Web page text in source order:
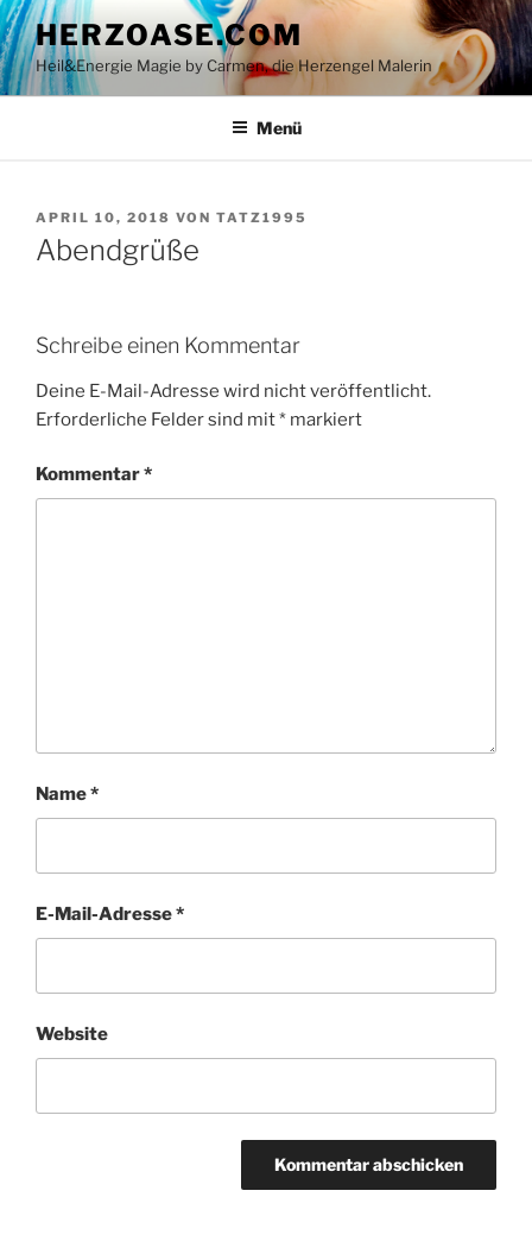
Zum
Inhalt
springen
HERZOASE.COM
Heil&Energie Magie by Carmen, die Herzengel Malerin
Menü
VERÖFFENTLICHT
AM
APRIL 10, 2018 VON TATZ1995
Abendgrüße
Schreibe einen Kommentar
Deine E-Mail-Adresse wird nicht veröffentlicht.
Erforderliche Felder sind mit* markiert
Kommentar*
Name*
E-Mail-Adresse*
Website